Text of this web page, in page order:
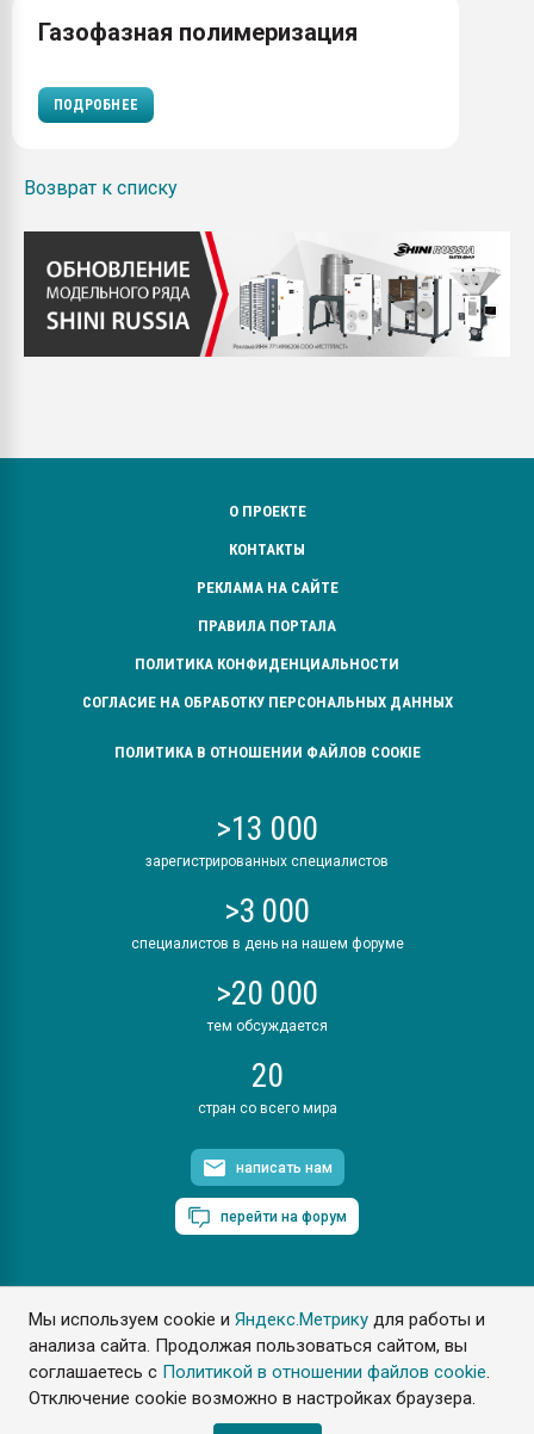
Мы используем cookie иЯндекс.Метрику для работы и
анализа сайта. Продолжая пользоваться сайтом, вы
соглашаетесь с Политикой в отношении файлов cookie.
Отключение cookie возможно в настройках браузера.
Газофазная полимеризация
ПОДРОБНЕЕ
Возврат к списку
О ПРОЕКТЕ
КОНТАКТЫ
РЕКЛАМА НА САЙТЕ
ПРАВИЛА ПОРТАЛА
ПОЛИТИКА КОНФИДЕНЦИАЛЬНОСТИ
СОГЛАСИЕ НА ОБРАБОТКУ ПЕРСОНАЛЬНЫХ ДАННЫХ
ПОЛИТИКА В ОТНОШЕНИИ ФАЙЛОВ COOKIE
>13 000
зарегистрированных специалистов
>3 000
специалистов в день на нашем форуме
>20 000
тем обсуждается
20
стран со всего мира
написать нам
перейти на форум
ПластЭксперт © 2006. Все права защищены
Разрешается копирование материалов сайта с обязательной
ссылкой на www.e-plastic.ru
Разработка сайта